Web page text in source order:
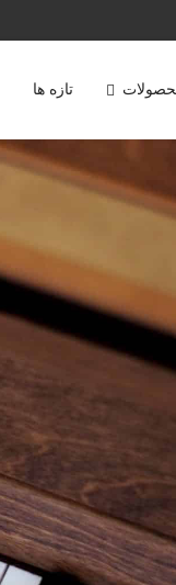
تازه ها